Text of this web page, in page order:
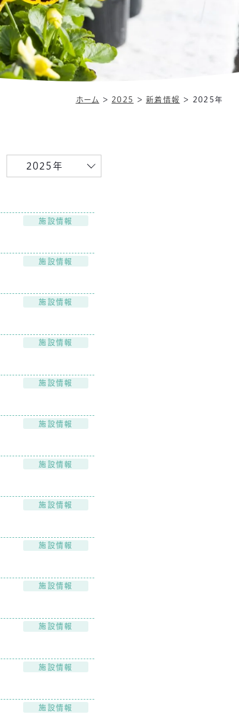
ホーム ＞ 2025 ＞新着情報 ＞ 2025年
2025年
施設情報
施設情報
施設情報
施設情報
施設情報
施設情報
施設情報
施設情報
施設情報
施設情報
施設情報
施設情報
施設情報